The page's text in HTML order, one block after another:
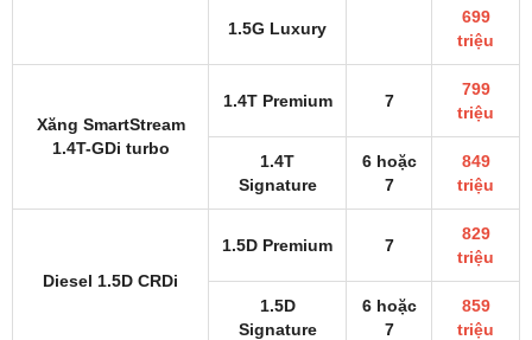
1.5G Luxury
699
triệu
Xăng SmartStream
1.4T-GDi turbo
1.4T Premium 7
799
triệu
1.4T
Signature
6 hoặc
7
849
triệu
Diesel 1.5D CRDi
1.5D Premium 7
829
triệu
1.5D
Signature
6 hoặc
7
859
triệu